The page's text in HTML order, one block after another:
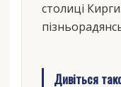
столиці
Дивіться